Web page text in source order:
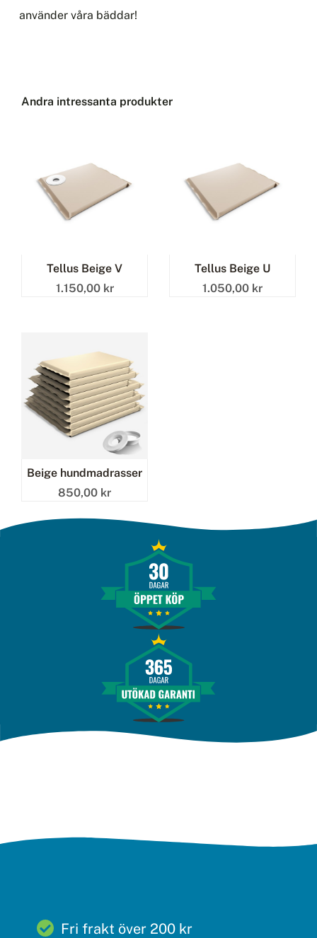
använder våra bäddar!
Andra intressanta produkter
Tellus Beige V
1.150,00 kr
Tellus Beige U
1.050,00 kr
Beige hundmadrasser
850,00 kr
Fri frakt över 200 kr